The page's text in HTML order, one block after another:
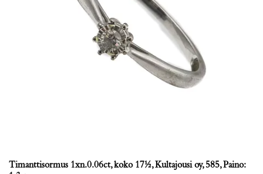
Timanttisormus 1xn.0.06ct, koko 17½, Kultajousi oy, 585, Paino: